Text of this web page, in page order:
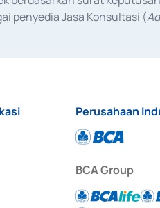
penyedia Jasa Konsultasi (
Perusahaan
BCA Group